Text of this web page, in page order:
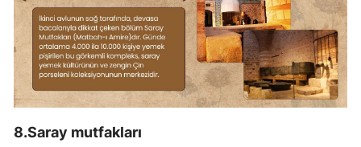
8.Saray mutfakları